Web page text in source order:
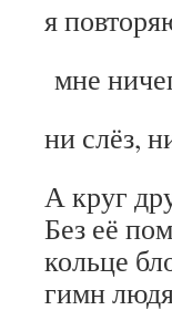
я
мне
ни слёз,
А круг
Без её
кольце
гимн